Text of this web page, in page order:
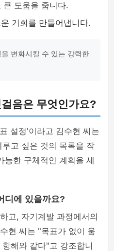
큰 도움을 줍니다.
기회를 만들어냅니다.
변화시킬 수 있는 강력한
음은 무엇인가요?
설정'이라고 김수현 씨는
고 싶은 것의 목록을 작
능한 구체적인 계획을 세
디에 있을까요?
고, 자기계발 과정에서의
현 씨는 "목표가 없이 움
해와 같다"고 강조합니